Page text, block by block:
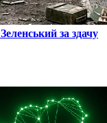
за здачу